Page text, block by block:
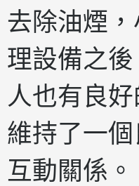
去除油煙
理設備之
人也有良
維持了一
互動關係。